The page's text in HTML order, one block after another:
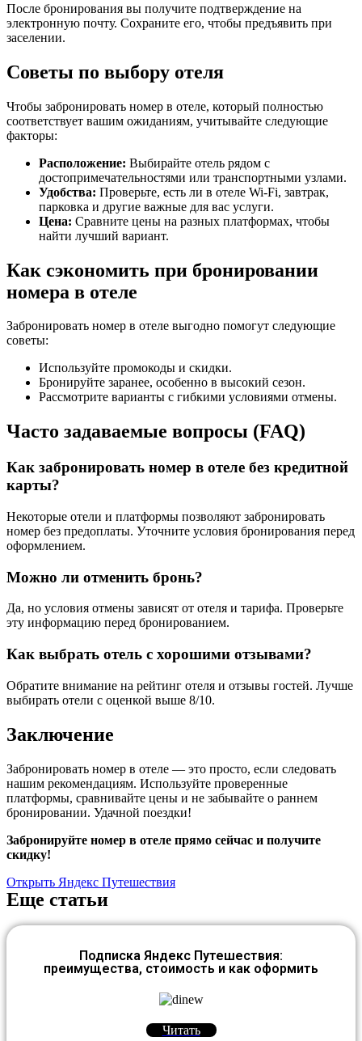
После бронирования вы получите подтверждение на
электронную почту. Сохраните его, чтобы предъявить при
заселении.
Советы по выбору отеля
Чтобы забронировать номер в отеле, который полностью
соответствует вашим ожиданиям, учитывайте следующие
факторы:
Расположение: Выбирайте отель рядом с
достопримечательностями или транспортными узлами.
Удобства: Проверьте, есть ли в отеле Wi-Fi, завтрак,
парковка и другие важные для вас услуги.
Цена: Сравните цены на разных платформах, чтобы
найти лучший вариант.
Как сэкономить при бронировании
номера в отеле
Забронировать номер в отеле выгодно помогут следующие
советы:
Используйте промокоды и скидки.
Бронируйте заранее, особенно в высокий сезон.
Рассмотрите варианты с гибкими условиями отмены.
Часто задаваемые вопросы (FAQ)
Как забронировать номер в отеле без кредитной
карты?
Некоторые отели и платформы позволяют забронировать
номер без предоплаты. Уточните условия бронирования перед
оформлением.
Можно ли отменить бронь?
Да, но условия отмены зависят от отеля и тарифа. Проверьте
эту информацию перед бронированием.
Как выбрать отель с хорошими отзывами?
Обратите внимание на рейтинг отеля и отзывы гостей. Лучше
выбирать отели с оценкой выше 8/10.
Заключение
Забронировать номер в отеле — это просто, если следовать
нашим рекомендациям. Используйте проверенные
платформы, сравнивайте цены и не забывайте о раннем
бронировании. Удачной поездки!
Забронируйте номер в отеле прямо сейчас и получите
скидку!
Открыть Яндекс Путешествия
Еще статьи
Подписка Яндекс Путешествия:
преимущества, стоимость и как оформить
Читать